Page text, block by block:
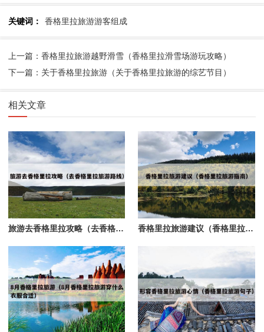
关键词： 香格里拉旅游游客组成
上一篇：香格里拉旅游越野滑雪（香格里拉滑雪场游玩攻略）
下一篇：关于香格里拉旅游（关于香格里拉旅游的综艺节目）
相关文章
旅游去香格里拉攻略（去香格里拉旅游路线） 香格里拉旅游建议（香格里拉旅游指南）